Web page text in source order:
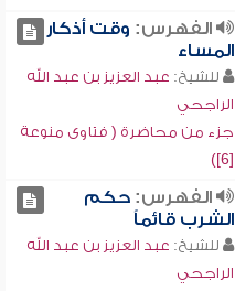
الفهرس: وقت أذكار
المساء
للشيخ: عبد العزيز بن عبد الله
الراجحي
جزء من محاضرة ( فتاوى منوعة
[6])
الفهرس:حكم
الشرب قائماً
للشيخ: عبد العزيز بن عبد الله
الراجحي